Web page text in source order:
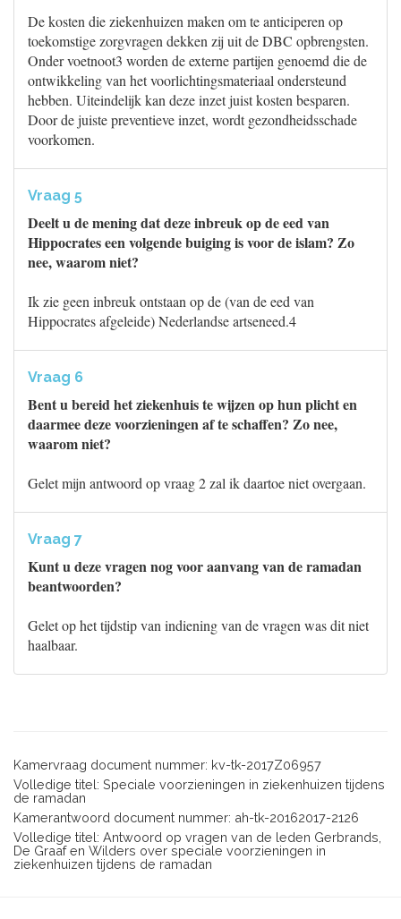
De kosten die ziekenhuizen maken om te anticiperen op
toekomstige zorgvragen dekken zij uit de DBC opbrengsten.
Onder voetnoot3 worden de externe partijen genoemd die de
ontwikkeling van het voorlichtingsmateriaal ondersteund
hebben. Uiteindelijk kan deze inzet juist kosten besparen.
Door de juiste preventieve inzet, wordt gezondheidsschade
voorkomen.
Vraag 5
Deelt u de mening dat deze inbreuk op de eed van
Hippocrates een volgende buiging is voor de islam? Zo
nee, waarom niet?
Ik zie geen inbreuk ontstaan op de (van de eed van
Hippocrates afgeleide) Nederlandse artseneed.4
Vraag 6
Bent u bereid het ziekenhuis te wijzen op hun plicht en
daarmee deze voorzieningen af te schaffen? Zo nee,
waarom niet?
Gelet mijn antwoord op vraag 2 zal ik daartoe niet overgaan.
Vraag 7
Kunt u deze vragen nog voor aanvang van de ramadan
beantwoorden?
Gelet op het tijdstip van indiening van de vragen was dit niet
haalbaar.
Kamervraag document nummer: kv-tk-2017Z06957
Volledige titel: Speciale voorzieningen in ziekenhuizen tijdens
de ramadan
Kamerantwoord document nummer: ah-tk-20162017-2126
Volledige titel: Antwoord op vragen van de leden Gerbrands,
De Graaf en Wilders over speciale voorzieningen in
ziekenhuizen tijdens de ramadan